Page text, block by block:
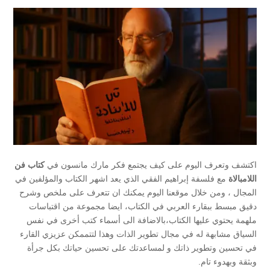
اكتشف وتعرف اليوم على كيف يجتمع فكر مارك مانسون فيكتاب فن
اللامبالاة مع فلسفة إبراهيم الفقي الذي يعد اشهر الكتاب والمؤلفين في
المجال ، ومن خلال موقعنا اليوم يمكنك ان تتعرف على ملخص وشرح
دقيق مبسط ببقارء العربي في الكتاب، ايضا مجموعة من اقتباسات
ملهمة يحتوي عليها الكتاب،بالاضافة الى أسماء كتب أخرى في نفس
السياق مشابهة له في مجال تطوير الذات وهذا لتتممكن عزيزي القارء
في تحسين وتطوير ذاتك و لمساعدتك على تحسين حياتك بكل جرأة
وبثقة وبهدوء تام.